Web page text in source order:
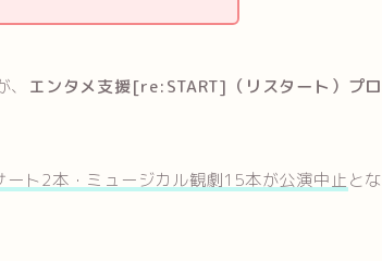
エンタメ支援[re:START]（リスタート）プロ
ート2本・ミュージカル観劇15本が公演中止とな